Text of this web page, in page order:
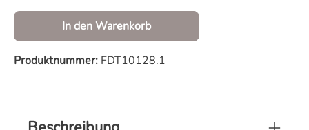
In den Warenkorb
Produktnummer: FDT10128.1